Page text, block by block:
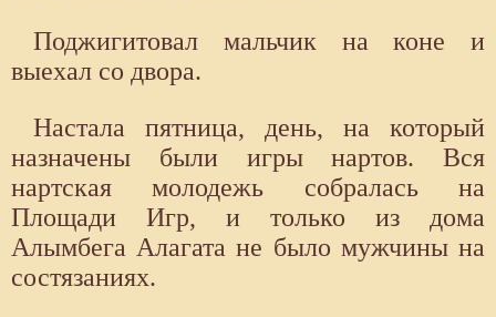
Поджигитовал мальчик на коне и
выехал со двора.
Настала пятница, день, на который
назначены были игры нартов. Вся
нартская молодежь собралась на
Площади Игр, и только из дома
Алымбега Алагата не было мужчины на
состязаниях.